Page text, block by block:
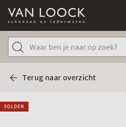
Terug naar overzicht
SOLDEN